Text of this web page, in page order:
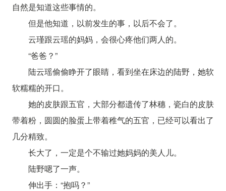
自然是知道这些事情的。
但是他知道，以前发生的事，以后不会了。
云瑾跟云瑶的妈妈，会很心疼他们两人的。
“爸爸？”
陆云瑶偷偷睁开了眼睛，看到坐在床边的陆野，她软
软糯糯的开口。
她的皮肤跟五官，大部分都遗传了林穗，瓷白的皮肤
带着粉，圆圆的脸蛋上带着稚气的五官，已经可以看出了
几分精致。
长大了，一定是个不输过她妈妈的美人儿。
陆野嗯了一声。
伸出手：“抱吗？”